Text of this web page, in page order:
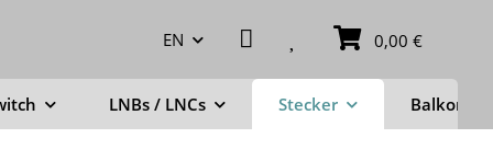
EN 0,00 €
LNBs / LNCs Stecker